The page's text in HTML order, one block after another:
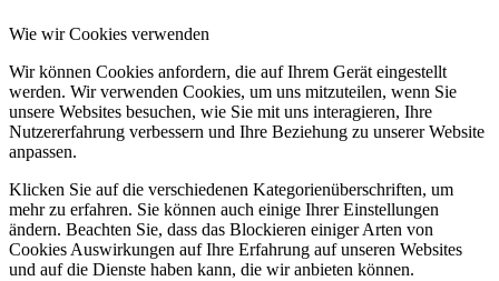
Wie wir Cookies verwenden
Wir können Cookies anfordern, die auf Ihrem Gerät eingestellt
werden. Wir verwenden Cookies, um uns mitzuteilen, wenn Sie
unsere Websites besuchen, wie Sie mit uns interagieren, Ihre
Nutzererfahrung verbessern und Ihre Beziehung zu unserer Website
anpassen.
Klicken Sie auf die verschiedenen Kategorienüberschriften, um
mehr zu erfahren. Sie können auch einige Ihrer Einstellungen
ändern. Beachten Sie, dass das Blockieren einiger Arten von
Cookies Auswirkungen auf Ihre Erfahrung auf unseren Websites
und auf die Dienste haben kann, die wir anbieten können.